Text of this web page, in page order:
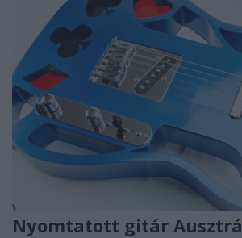
Nyomtatott gitár